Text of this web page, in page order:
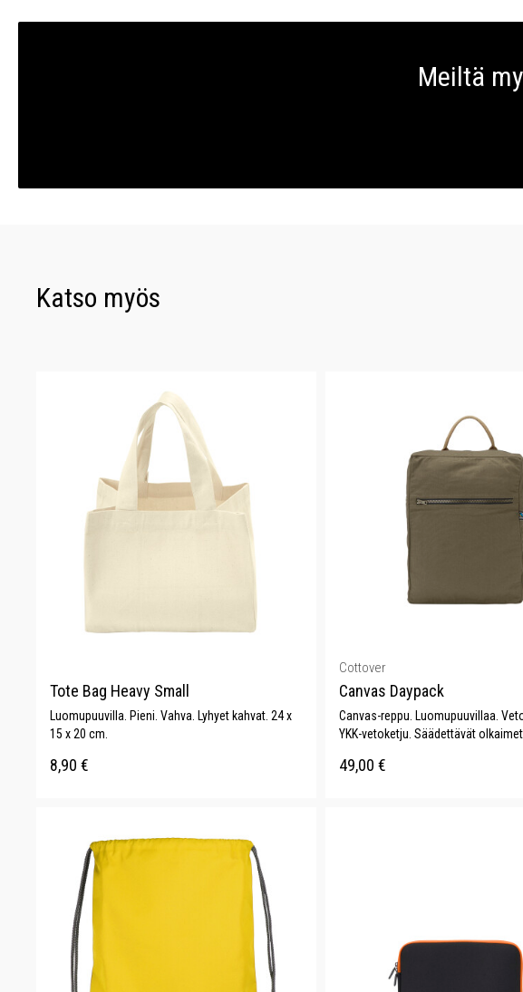
Meiltä
Katso myös
Tote Bag Heavy Small
Luomupuuvilla. Pieni. Vahva. Lyhyet kahvat. 24 x
15 x 20 cm.
8,90 €
Cottover
Canvas Daypack
Canvas-reppu. Luomupuuvillaa.
YKK-vetoketju. Säädettävät olkaimet.
49,00 €